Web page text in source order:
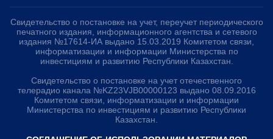
Свидетельство о постановке на учет, переучет периодического
печатного издания, информационного агентства и сетевого
издания №17614-ИА выдано 15.03.2019 Комитетом связи,
информатизации и информации Министерства по
инвестициям и развитию Республики Казахстан.
Свидетельство о постановке на учет отечественного
телерадио канала №KZ23VJB00000123 выдано 08.09.2016
Комитетом связи, информатизации и информации
Министерства по инвестициям и развитию Республики
Казахстан.